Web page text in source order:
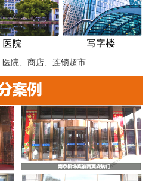
院、商店、连锁超市